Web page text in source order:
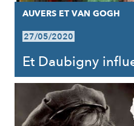
AUVERS ET VAN GOGH
27/05/2020
Et Daubigny